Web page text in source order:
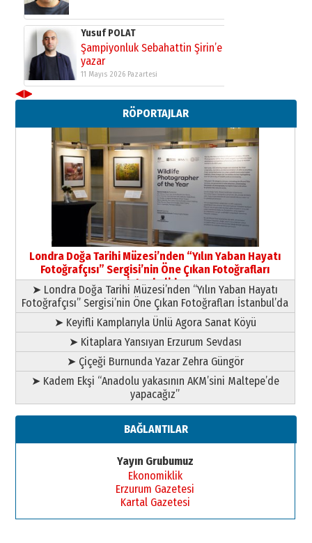
Yusuf POLAT
Şampiyonluk Sebahattin Şirin’e
yazar
11 Mayıs 2026 Pazartesi
Neşat YALÇIN
Paranın Aile Kültüründeki Yeri
03 Ağustos 2026 Pazartesi
Yıldırım Gündoğdu
HAVVA’NIN ÜÇ KIZI
09 Temmuz 2026 Perşembe
Yusuf POLAT
Şampiyonluk Sebahattin Şirin’e
yazar
11 Mayıs 2026 Pazartesi
◀▶
RÖPORTAJLAR
Londra Doğa Tarihi Müzesi’nden “Yılın Yaban Hayatı
Fotoğrafçısı” Sergisi’nin Öne Çıkan Fotoğrafları
İstanbul’da
➤ Londra Doğa Tarihi Müzesi’nden “Yılın Yaban Hayatı
Fotoğrafçısı” Sergisi’nin Öne Çıkan Fotoğrafları İstanbul’da
➤ Keyifli Kamplarıyla Ünlü Agora Sanat Köyü
➤ Kitaplara Yansıyan Erzurum Sevdası
➤ Çiçeği Burnunda Yazar Zehra Güngör
➤ Kadem Ekşi “Anadolu yakasının AKM’sini Maltepe’de
yapacağız”
BAĞLANTILAR
Yayın Grubumuz
Ekonomiklik
Erzurum Gazetesi
Kartal Gazetesi